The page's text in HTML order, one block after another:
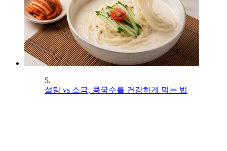
5.
설탕 vs 소금, 콩국수를 건강하게 먹는 법